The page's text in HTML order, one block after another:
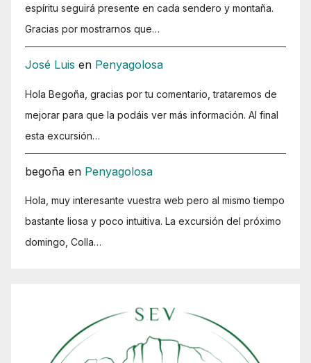
espíritu seguirá presente en cada sendero y montaña.
Gracias por mostrarnos que…
José Luis en Penyagolosa
Hola Begoña, gracias por tu comentario, trataremos de
mejorar para que la podáis ver más información. Al final
esta excursión…
begoña en Penyagolosa
Hola, muy interesante vuestra web pero al mismo tiempo
bastante liosa y poco intuitiva. La excursión del próximo
domingo, Colla…